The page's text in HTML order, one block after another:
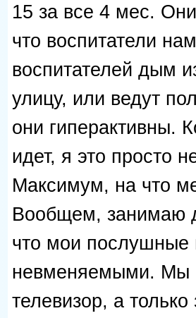
15 за все 4 мес.
что воспитатели
воспитателей дым
улицу, или ведут
они гиперактивны.
идет, я это просто
Максимум, на что
Вообщем, занимаю
что мои послушные
невменяемыми. Мы
телевизор, а